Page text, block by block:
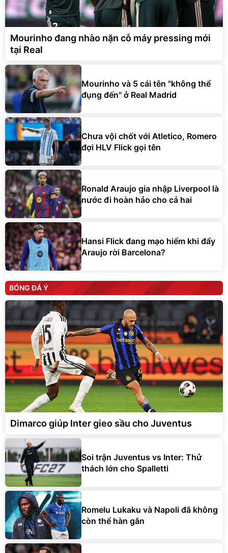
Mourinho đang nhào nặn cỗ máy pressing mới
tại Real
Mourinho và 5 cái tên "không thể
đụng đến" ở Real Madrid
Chưa vội chốt với Atletico, Romero
đợi HLV Flick gọi tên
Ronald Araujo gia nhập Liverpool là
nước đi hoàn hảo cho cả hai
Hansi Flick đang mạo hiểm khi đẩy
Araujo rời Barcelona?
BÓNG ĐÁ Ý
Dimarco giúp Inter gieo sầu cho Juventus
Soi trận Juventus vs Inter: Thử
thách lớn cho Spalletti
Romelu Lukaku và Napoli đã không
còn thể hàn gắn